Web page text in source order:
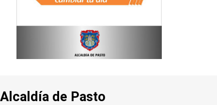
Alcaldía de Pasto